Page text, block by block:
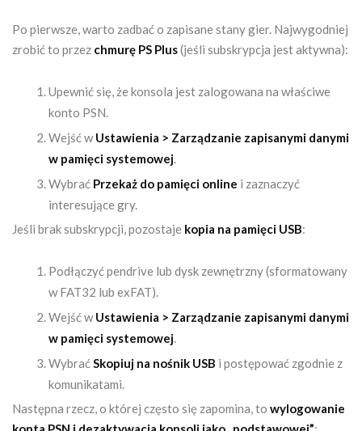
Po pierwsze, warto zadbać o zapisane stany gier. Najwygodniej
zrobić to przez chmurę PS Plus(jeśli subskrypcja jest aktywna):
Upewnić się, że konsola jest zalogowana na właściwe
konto PSN.
Wejść wUstawienia > Zarządzanie zapisanymi danymi
w pamięci systemowej
Wybrać Przekaż do pamięci online i zaznaczyć
interesujące gry.
Jeśli brak subskrypcji, pozostaje kopia na pamięci USB:
Podłączyć pendrive lub dysk zewnętrzny (sformatowany
w FAT32 lub exFAT).
Wejść wUstawienia > Zarządzanie zapisanymi danymi
w pamięci systemowej
Wybrać Skopiuj na nośnik USB i postępować zgodnie z
komunikatami.
Następna rzecz, o której często się zapomina, to wylogowanie